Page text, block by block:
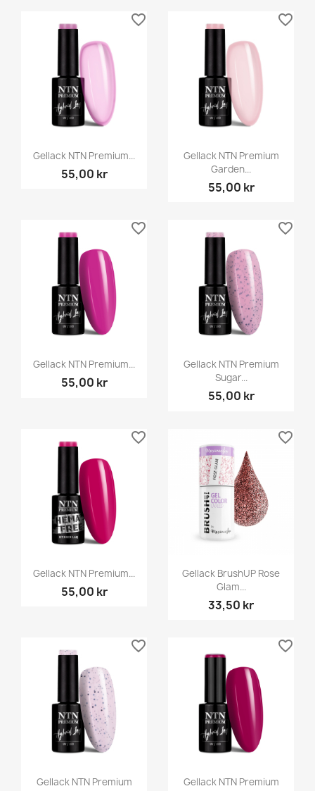
Gellack NTN Premium...
55,00 kr
favorite_border
Gellack NTN Premium
Garden...
55,00 kr
favorite_border
Gellack NTN Premium...
55,00 kr
favorite_border
Gellack NTN Premium
Sugar...
55,00 kr
favorite_border
Gellack NTN Premium...
55,00 kr
favorite_border
Gellack BrushUP Rose
Glam...
33,50 kr
favorite_border
Gellack NTN Premium
favorite_border
Gellack NTN Premium
favorite_border